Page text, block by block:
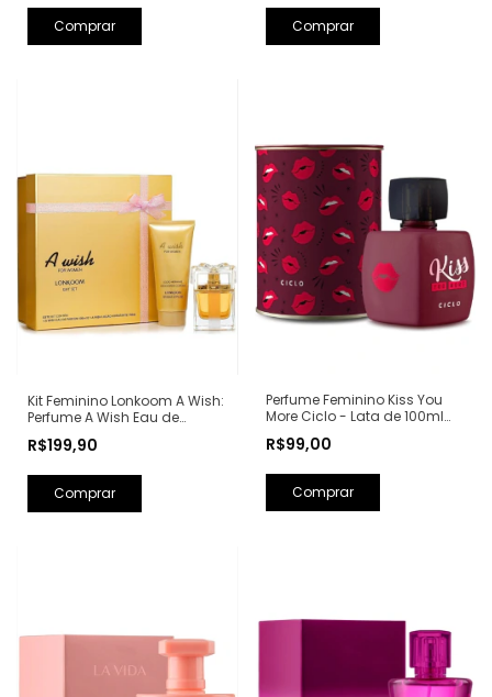
Kit Feminino Lonkoom A Wish:
Perfume A Wish Eau de
Hidratante Corporal
R$199,90
Perfume Feminino Kiss You
More Ciclo - Lata de 100ml
(Ref. Olfativa: Libre Yves Saint
Laurent)
R$99,00